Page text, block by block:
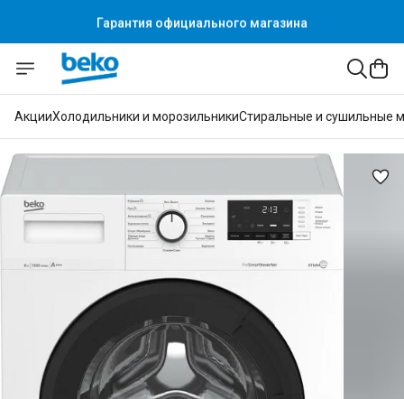
Гарантия официального магазина
АкцииХолодильники и морозильникиСтиральные и сушильные